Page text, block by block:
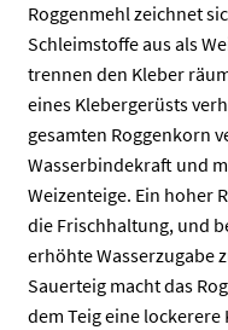
Roggenmehl zeichnet
Schleimstoffe aus als
trennen den Kleber
eines Klebergerüsts
gesamten Roggenkorn
Wasserbindekraft und
Weizenteige. Ein hoher
die Frischhaltung, und
erhöhte Wasserzugabe
Sauerteig macht das
dem Teig eine